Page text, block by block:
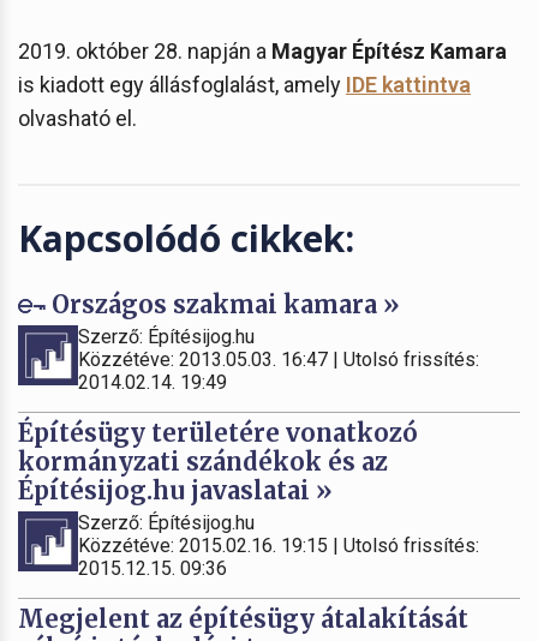
2019. október 28. napján a Magyar Építész Kamara
is kiadott egy állásfoglalást, amely IDE kattintva
olvasható el.
Kapcsolódó cikkek:
Országos szakmai kamara »
Szerző: Építésijog.hu
Közzétéve: 2013.05.03. 16:47 | Utolsó frissítés:
2014.02.14. 19:49
Építésügy területére vonatkozó
kormányzati szándékok és az
Építésijog.hu javaslatai »
Szerző: Építésijog.hu
Közzétéve: 2015.02.16. 19:15 | Utolsó frissítés:
2015.12.15. 09:36
Megjelent az építésügy átalakítását